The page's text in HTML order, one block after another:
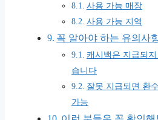
사용 가능 매장
사용 가능 지역
꼭 알아야 하는 유의사
캐시백은 지급되
습니다
잘못 지급되면 환수
가능